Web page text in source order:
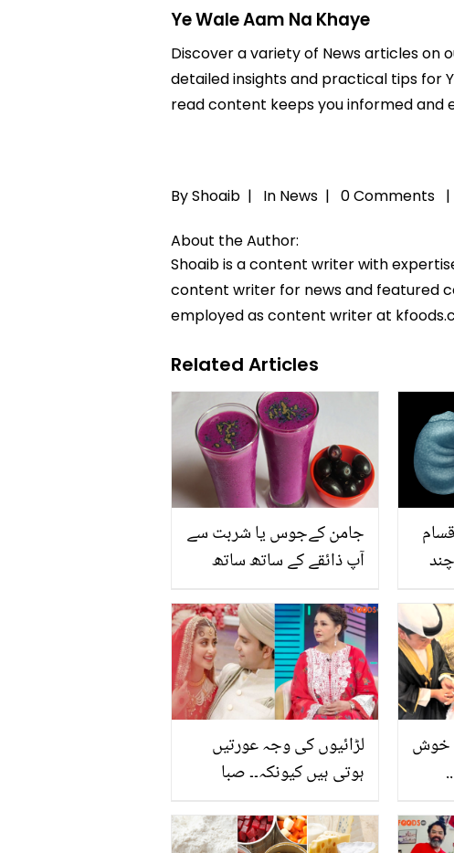
Ye Wale Aam Na Khaye
Discover a variety of News articles on
detailed insights and practical tips for
read content keeps you informed and
By Shoaib | In News | 0 Comments |
About the Author:
Shoaib is a content writer with
content writer for news and featured
employed as content writer at
Related Articles
جامن کےجوس یا شربت سے
آپ ذائقے کے ساتھ ساتھ
سکتے ہیں؟
لڑائیوں کی وجہ عورتیں
ہوتی ہیں کیونکہ۔۔ صبا
طلاقوں کا ملبہ خواتین پر
خوش